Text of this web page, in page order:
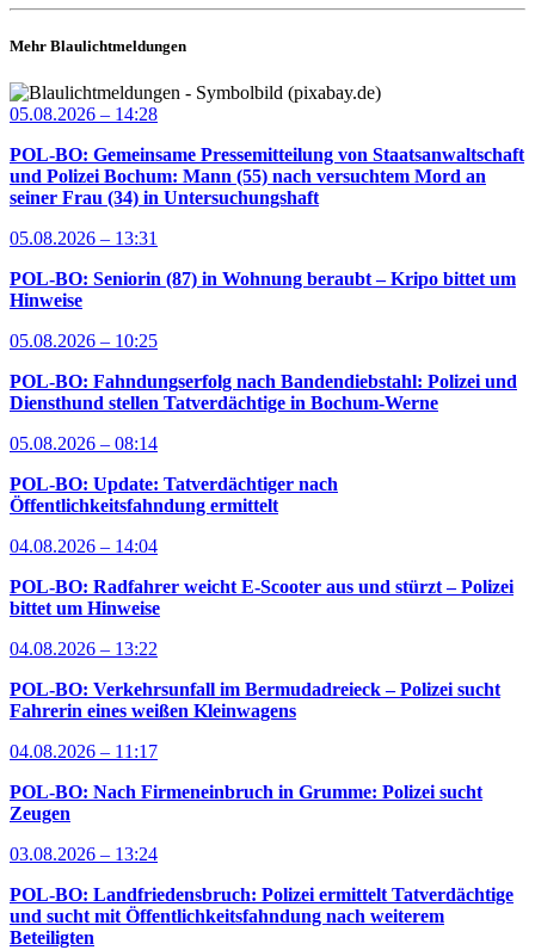
Mehr Blaulichtmeldungen
05.08.2026 – 14:28
POL-BO: Gemeinsame Pressemitteilung von Staatsanwaltschaft
und Polizei Bochum: Mann (55) nach versuchtem Mord an
seiner Frau (34) in Untersuchungshaft
05.08.2026 – 13:31
POL-BO: Seniorin (87) in Wohnung beraubt – Kripo bittet um
Hinweise
05.08.2026 – 10:25
POL-BO: Fahndungserfolg nach Bandendiebstahl: Polizei und
Diensthund stellen Tatverdächtige in Bochum-Werne
05.08.2026 – 08:14
POL-BO: Update: Tatverdächtiger nach
Öffentlichkeitsfahndung ermittelt
04.08.2026 – 14:04
POL-BO: Radfahrer weicht E-Scooter aus und stürzt – Polizei
bittet um Hinweise
04.08.2026 – 13:22
POL-BO: Verkehrsunfall im Bermudadreieck – Polizei sucht
Fahrerin eines weißen Kleinwagens
04.08.2026 – 11:17
POL-BO: Nach Firmeneinbruch in Grumme: Polizei sucht
Zeugen
03.08.2026 – 13:24
POL-BO: Landfriedensbruch: Polizei ermittelt Tatverdächtige
und sucht mit Öffentlichkeitsfahndung nach weiterem
Beteiligten